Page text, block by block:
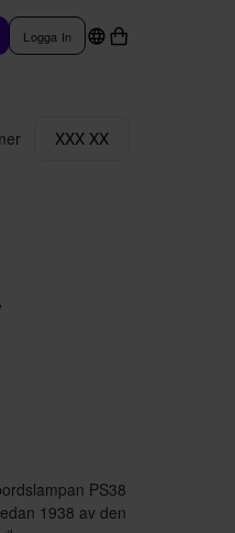
Logga In
XXX XX
PS38
1938 av den